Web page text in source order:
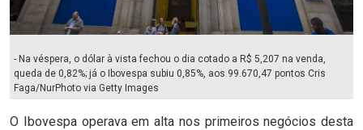
- Na véspera, o dólar à vista fechou o dia cotado a R$ 5,207 na venda,
queda de 0,82%; já o Ibovespa subiu 0,85%, aos 99.670,47 pontos Cris
Faga/NurPhoto via Getty Images
O Ibovespa operava em alta nos primeiros negócios desta